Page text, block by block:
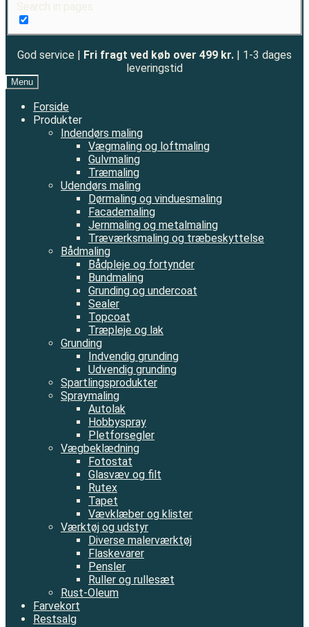
Search in pages
God service | Fri fragt ved køb over 499 kr. | 1-3 dages
leveringstid
Menu
Forside
Produkter
Indendørs maling
Vægmaling og loftmaling
Gulvmaling
Træmaling
Udendørs maling
Dørmaling og vinduesmaling
Facademaling
Jernmaling og metalmaling
Træværksmaling og træbeskyttelse
Bådmaling
Bådpleje og fortynder
Bundmaling
Grunding og undercoat
Sealer
Topcoat
Træpleje og lak
Grunding
Indvendig grunding
Udvendig grunding
Spartlingsprodukter
Spraymaling
Autolak
Hobbyspray
Pletforsegler
Vægbeklædning
Fotostat
Glasvæv og filt
Rutex
Tapet
Vævklæber og klister
Værktøj og udstyr
Diverse malerværktøj
Flaskevarer
Pensler
Ruller og rullesæt
Rust-Oleum
Farvekort
Restsalg